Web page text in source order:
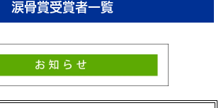
涙骨賞受賞者一覧